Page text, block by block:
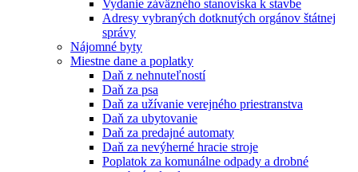
Vydanie záväzného stanoviska k stavbe
Adresy vybraných dotknutých orgánov štátnej
správy
Nájomné byty
Miestne dane a poplatky
Daň z nehnuteľností
Daň za psa
Daň za užívanie verejného priestranstva
Daň za ubytovanie
Daň za predajné automaty
Daň za nevýherné hracie stroje
Poplatok za komunálne odpady a drobné